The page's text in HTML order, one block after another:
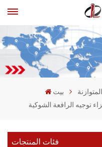
بيت
توجيه الرافعة الشوكية
فئات المنتجات